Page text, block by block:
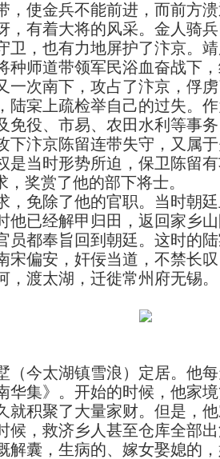
，使金兵不能前进，而前方
，有着大将的风采。金人骑
卫，也有力地屏护了汴京。
师道带领军民浴血奋战下，
次南下，攻占了汴京，俘虏
陆宲上疏检举自己的过失。
免役、市易、农田水利等事
下汴京陈留连带失守，又属
是当时形势所迫，保卫陈留
奖赏了他的部下将士。
免除了他的官职。当时朝廷
他已经解甲归田，返回家乡
员都奉旨回到朝廷。这时的
宋偏安，奸佞当道，不禁长
渡太湖，迁徙常州府无锡。
今太湖镇雪浪）定居。他每
华集》。开始的时候，他家
就积聚了大量家财。但是，
，救济乡人甚至仓库全部出
囊，生病的、嫁女娶媳的，